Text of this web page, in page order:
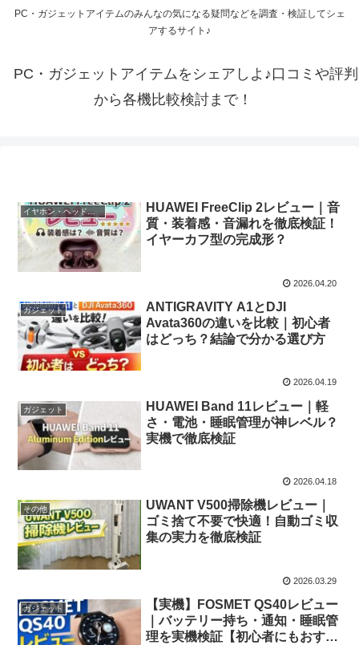
PC・ガジェットアイテムのみんなの気になる疑問などを調査・検証してシェ
アするサイト♪
PC・ガジェットアイテムをシェアしよ♪口コミや評判
から各機比較検討まで！
イヤホン・ヘッドホン等
HUAWEI FreeClip 2レビュー｜音
質・装着感・音漏れを徹底検証！
イヤーカフ型の完成形？
2026.04.20
ガジェット
ANTIGRAVITY A1とDJI
Avata360の違いを比較｜初心者
はどっち？結論で分かる選び方
2026.04.19
ガジェット
HUAWEI Band 11レビュー｜軽
さ・電池・睡眠管理が神レベル？
実機で徹底検証
2026.04.18
その他
UWANT V500掃除機レビュー｜
ゴミ捨て不要で快適！自動ゴミ収
集の実力を徹底検証
2026.03.29
ガジェット
【実機】FOSMET QS40レビュー
｜バッテリー持ち・通知・睡眠管
理を実機検証【初心者にもおすす